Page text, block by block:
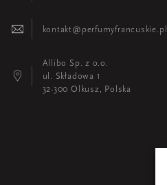
kontakt@perfumyfrancuskie.pl
Allibo Sp. z o.o.
ul. Składowa 1
32-300 Olkusz, Polska